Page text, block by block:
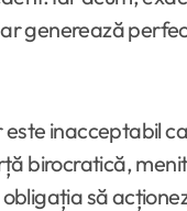
generează
inacceptabil
birocratică,
să